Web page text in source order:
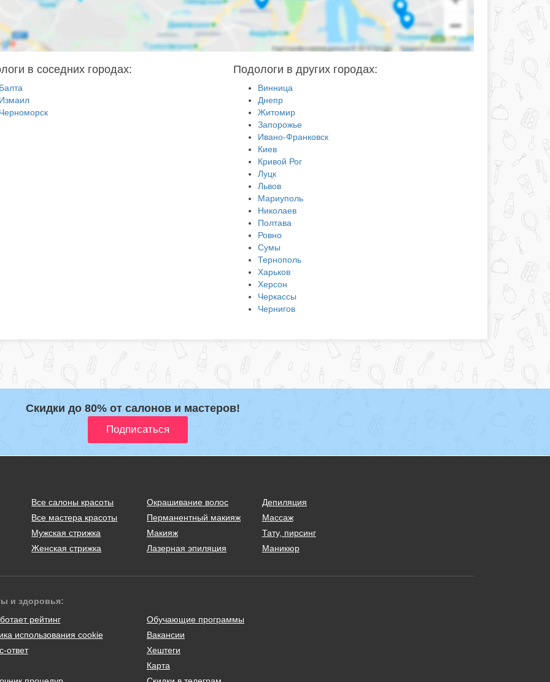
в соседних городах: Подологи в других городах:
Винница
Днепр
Житомир
Запорожье
Ивано-Франковск
Киев
Кривой Рог
Луцк
Львов
Мариуполь
Николаев
Полтава
Ровно
Сумы
Тернополь
Харьков
Херсон
Черкассы
Чернигов
Скидки до 80% от салонов и мастеров!
Все салоны красоты
Все мастера красоты
Мужская стрижка
Женская стрижка
Окрашивание волос
Перманентный макияж
Макияж
Лазерная эпиляция
Депиляция
Массаж
Тату, пирсинг
Маникюр
и здоровья:
рейтинг
использования cookie
ответ
Обучающие программы
Вакансии
Хештеги
Карта